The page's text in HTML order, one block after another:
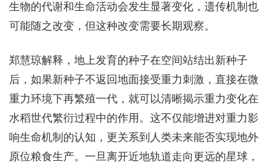
生物的代谢和生命活动会发生显著变化，遗传机制也
可能随之改变，但这种改变需要长期观察。
郑慧琼解释，地上发育的种子在空间站结出新种子
后，如果新种子不返回地面接受重力刺激，直接在微
重力环境下再繁殖一代，就可以清晰揭示重力变化在
水稻世代繁衍过程中的作用。这不仅能增进对重力影
响生命机制的认知，更关系到人类未来能否实现地外
原位粮食生产。一旦离开近地轨道走向更远的星球，